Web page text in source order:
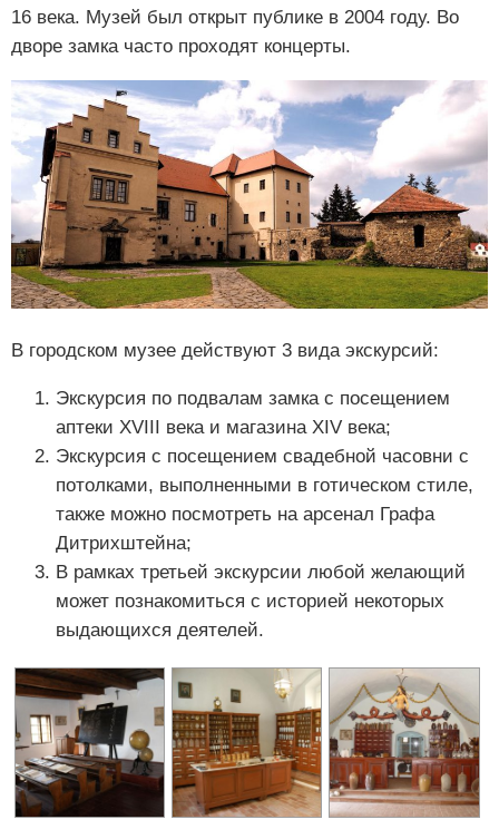
16 века. Музей был открыт публике в 2004 году. Во
дворе замка часто проходят концерты.
В городском музее действуют 3 вида экскурсий:
Экскурсия по подвалам замка с посещением
аптеки XVIII века и магазина XIV века;
Экскурсия с посещением свадебной часовни с
потолками, выполненными в готическом стиле,
также можно посмотреть на арсенал Графа
Дитрихштейна;
В рамках третьей экскурсии любой желающий
может познакомиться с историей некоторых
выдающихся деятелей.